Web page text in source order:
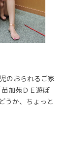
のおられるご家
加苑ＤＥ遊ぼ
か、ちょっと